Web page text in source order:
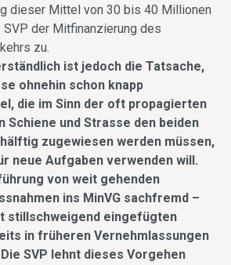
dieser Mittel von 30 bis 40 Millionen
der Mitfinanzierung des
zu.
ist jedoch die Tatsache,
ohnehin schon knapp
die im Sinn der oft propagierten
Schiene und Strasse den beiden
zugewiesen werden müssen,
neue Aufgaben verwenden will.
von weit gehenden
ins MinVG sachfremd –
stillschweigend eingefügten
in früheren Vernehmlassungen
SVP lehnt dieses Vorgehen